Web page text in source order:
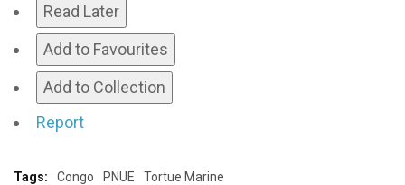
Read Later
Add to Favourites
Add to Collection
Report
Tags: Congo PNUE Tortue Marine